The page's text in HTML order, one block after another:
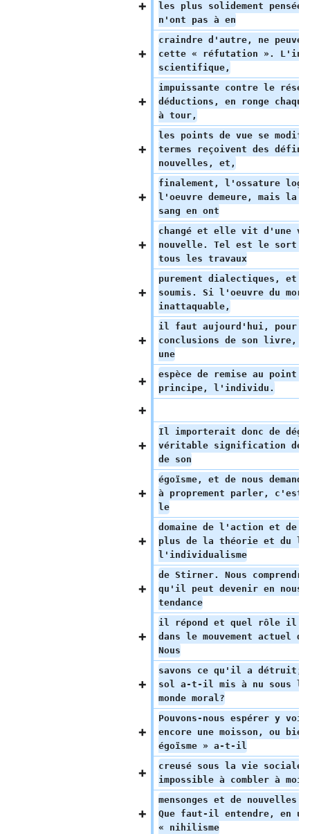
les plus solidement
n'ont pas à en
craindre d'autre, ne
cette « réfutation ».
scientifique,
impuissante contre le
déductions, en ronge
à tour,
les points de vue se
termes reçoivent des
nouvelles, et,
finalement, l'ossature
l'oeuvre demeure, mais
sang en ont
changé et elle vit d'une
nouvelle. Tel est le sort
tous les travaux
purement dialectiques, et
soumis. Si l'oeuvre du
inattaquable,
il faut aujourd'hui, pour
conclusions de son livre,
une
espèce de remise au point
principe, l'individu.
Il importerait donc de
véritable signification de
de son
égoïsme, et de nous
à proprement parler,
le
domaine de l'action et de
plus de la théorie et du
l'individualisme
de Stirner. Nous
qu'il peut devenir en
tendance
il répond et quel rôle il
dans le mouvement actuel
Nous
savons ce qu'il a détruit;
sol a-t-il mis à nu sous
monde moral?
Pouvons-nous espérer y
encore une moisson, ou
égoïsme » a-t-il
creusé sous la vie sociale
impossible à combler à
mensonges et de
Que faut-il entendre, en
« nihilisme